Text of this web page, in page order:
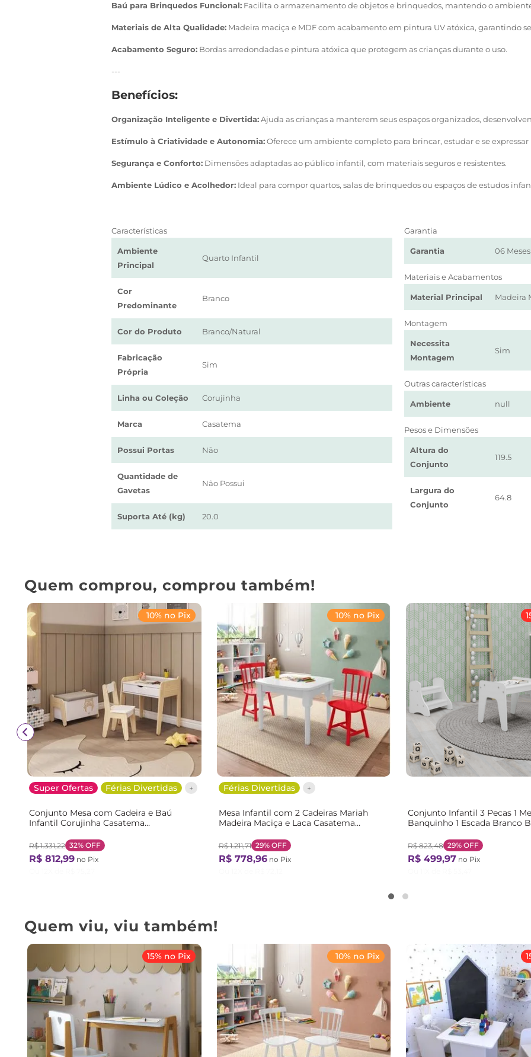
Baú para Brinquedos Funcional: Facilita o armazenamento de objetos e brinquedos, mantendo o
Materiais de Alta Qualidade: Madeira maciça e MDF com acabamento em pintura UV atóxica, garantindo
Acabamento Seguro: Bordas arredondadas e pintura atóxica que protegem as crianças durante o uso.
---
Benefícios:
Organização Inteligente e Divertida:Ajuda as crianças a manterem seus espaços organizados,
Estímulo à Criatividade e Autonomia:Oferece um ambiente completo para brincar, estudar e se
Segurança e Conforto: Dimensões adaptadas ao público infantil, com materiais seguros e resistentes.
Ambiente Lúdico e Acolhedor: Ideal para compor quartos, salas de brinquedos ou espaços de estudos
Características
Ambiente
Principal
Quarto Infantil
Cor
Predominante
Branco
Cor do Produto Branco/Natural
Fabricação
Própria
Sim
Linha ou Coleção Corujinha
Marca Casatema
Possui Portas Não
Quantidade de
Gavetas
Não Possui
Suporta Até (kg) 20.0
Garantia
Garantia 06 Meses
Materiais e Acabamentos
Material Principal Madeira
Montagem
Necessita
Montagem
Sim
Outras características
Ambiente null
Pesos e Dimensões
Altura do
Conjunto
119.5
Largura do
Conjunto
64.8
Quem comprou, comprou também!
Super Ofertas Férias Divertidas
10% no Pix
Conjunto Mesa com Cadeira e Baú
Infantil Corujinha Casatema
R$ 1.331,22 32% OFF
R$ 812,99 no Pix
Férias Divertidas
10% no Pix
Mesa Infantil com 2 Cadeiras Mariah
Madeira Maciça e Laca Casatema
R$ 1.211,71 29%OFF
R$ 778,96no Pix
Conjunto Infantil 3 Pecas 1
Banquinho 1 Escada Branco
R$ 823,48 29% OFF
R$ 499,97 no Pix
Quem viu, viu também!
15% no Pix 10% no Pix